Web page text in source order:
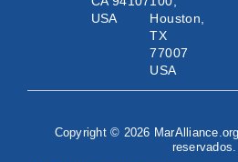
USA
Houston,
TX
77007
USA
Copyright © 2026
reservados.